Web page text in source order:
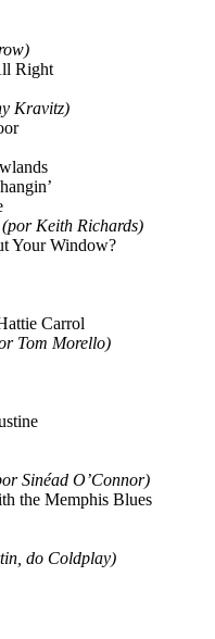
Right
Kravitz)
(por Keith Richards)
Your Window?
Carrol
Tom Morello)
Sinéad O’Connor)
the Memphis Blues
do Coldplay)